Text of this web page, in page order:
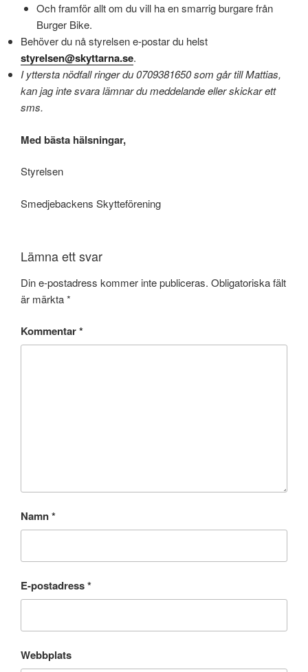
Och framför allt om du vill ha en smarrig burgare från
Burger Bike.
Behöver du nå styrelsen e-postar du helst
styrelsen@skyttarna.se.
I yttersta nödfall ringer du 0709381650 som går till Mattias,
kan jag inte svara lämnar du meddelande eller skickar ett
sms.
Med bästa hälsningar,
Styrelsen
Smedjebackens Skytteförening
Lämna ett svar
Din e-postadress kommer inte publiceras. Obligatoriska fält
är märkta*
Kommentar*
Namn*
E-postadress*
Webbplats